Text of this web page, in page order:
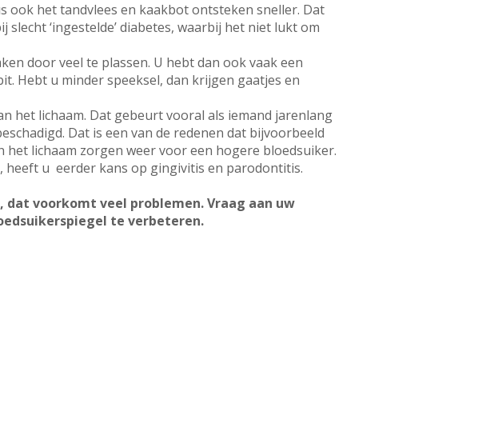
ook het tandvlees en kaakbot ontsteken sneller. Dat
‘ingestelde’ diabetes, waarbij het niet lukt om
door veel te plassen. U hebt dan ook vaak een
Hebt u minder speeksel, dan krijgen gaatjes en
het lichaam. Dat gebeurt vooral als iemand jarenlang
Dat is een van de redenen dat bijvoorbeeld
lichaam zorgen weer voor een hogere bloedsuiker.
heeft u eerder kans op gingivitis en parodontitis.
dat voorkomt veel problemen. Vraag aan uw
te verbeteren.